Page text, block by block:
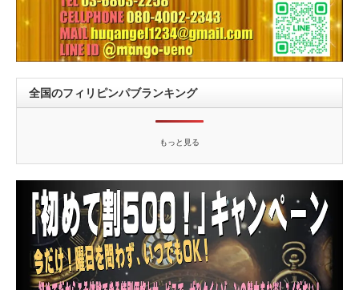
全国のフィリピンパブランキング
もっと見る